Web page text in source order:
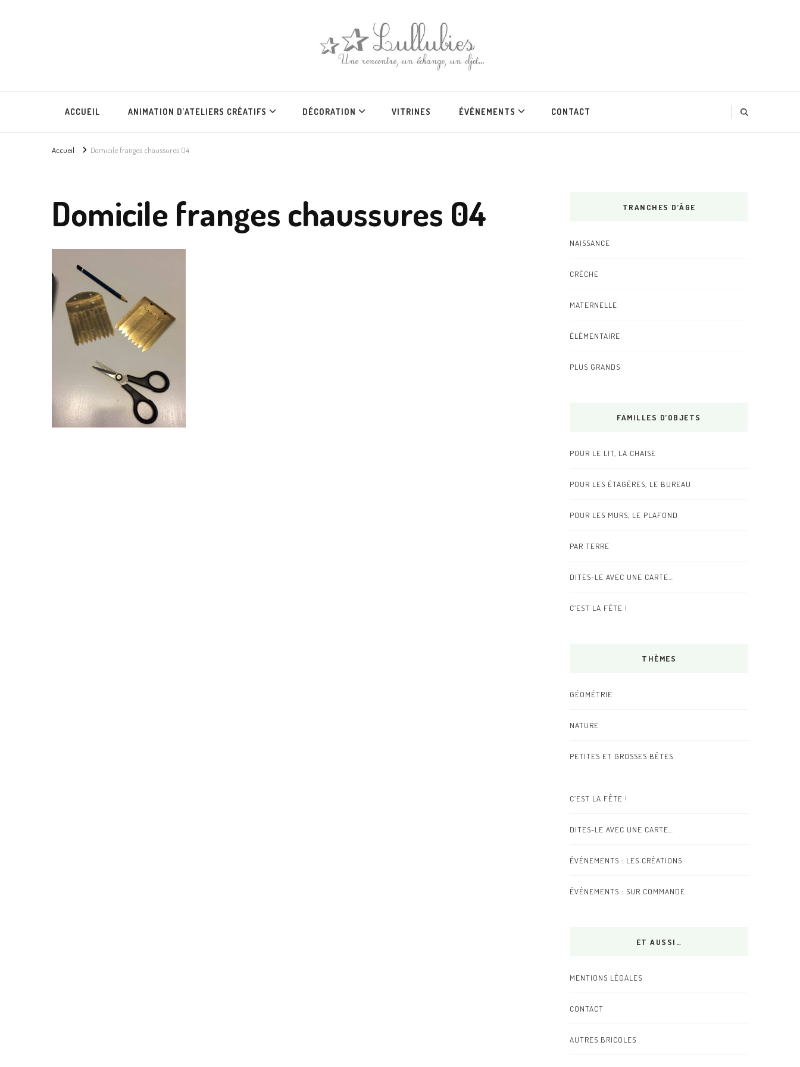
ACCUEIL ANIMATION D’ATELIERS CRÉATIFS DÉCORATION VITRINES ÉVÉNEMENTS CONTACT
Accueil Domicile franges chaussures 04
Domicile franges chaussures 04 TRANCHES D’ÂGE
NAISSANCE
CRÈCHE
MATERNELLE
ÉLÉMENTAIRE
PLUS GRANDS
FAMILLES D’OBJETS
POUR LE LIT, LA CHAISE
POUR LES ÉTAGÈRES, LE BUREAU
POUR LES MURS, LE PLAFOND
PAR TERRE
DITES-LE AVEC UNE CARTE…
C’EST LA FÊTE !
THÈMES
GÉOMÉTRIE
NATURE
PETITES ET GROSSES BÊTES
C’EST LA FÊTE !
DITES-LE AVEC UNE CARTE…
ÉVÉNEMENTS : LES CRÉATIONS
ÉVÉNEMENTS : SUR COMMANDE
ET AUSSI…
MENTIONS LÉGALES
CONTACT
AUTRES BRICOLES